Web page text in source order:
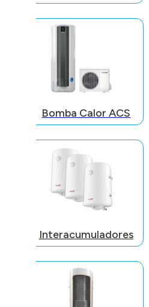
Bomba Calor ACS
Interacumuladores